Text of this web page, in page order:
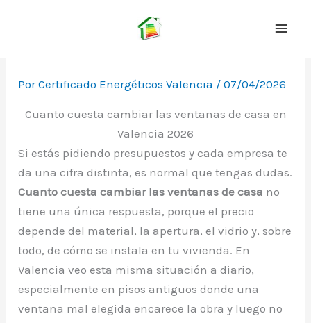
PorCertificado Energéticos Valencia /07/04/2026
Cuanto cuesta cambiar las ventanas de casa en
Valencia 2026
Si estás pidiendo presupuestos y cada empresa te
da una cifra distinta, es normal que tengas dudas.
Cuanto cuesta cambiar las ventanas de casa no
tiene una única respuesta, porque el precio
depende del material, la apertura, el vidrio y, sobre
todo, de cómo se instala en tu vivienda. En
Valencia veo esta misma situación a diario,
especialmente en pisos antiguos donde una
ventana mal elegida encarece la obra y luego no